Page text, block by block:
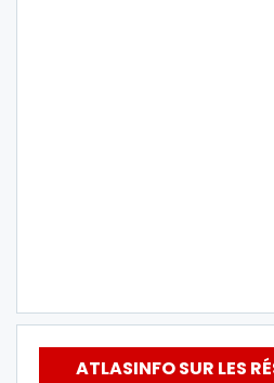
ATLASINFO SUR LES